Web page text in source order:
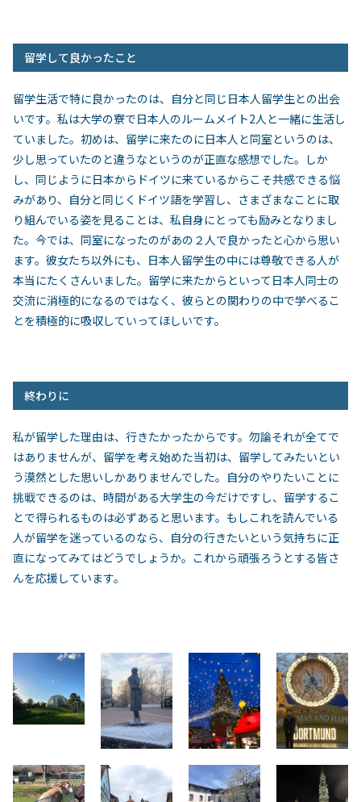
留学して良かったこと
留学生活で特に良かったのは、自分と同じ日本人留学生との出会
いです。私は大学の寮で日本人のルームメイト2人と一緒に生活し
ていました。初めは、留学に来たのに日本人と同室というのは、
少し思っていたのと違うなというのが正直な感想でした。しか
し、同じように日本からドイツに来ているからこそ共感できる悩
みがあり、自分と同じくドイツ語を学習し、さまざまなことに取
り組んでいる姿を見ることは、私自身にとっても励みとなりまし
た。今では、同室になったのがあの２人で良かったと心から思い
ます。彼女たち以外にも、日本人留学生の中には尊敬できる人が
本当にたくさんいました。留学に来たからといって日本人同士の
交流に消極的になるのではなく、彼らとの関わりの中で学べるこ
とを積極的に吸収していってほしいです。
終わりに
私が留学した理由は、行きたかったからです。勿論それが全てで
はありませんが、留学を考え始めた当初は、留学してみたいとい
う漠然とした思いしかありませんでした。自分のやりたいことに
挑戦できるのは、時間がある大学生の今だけですし、留学するこ
とで得られるものは必ずあると思います。もしこれを読んでいる
人が留学を迷っているのなら、自分の行きたいという気持ちに正
直になってみてはどうでしょうか。これから頑張ろうとする皆さ
んを応援しています。